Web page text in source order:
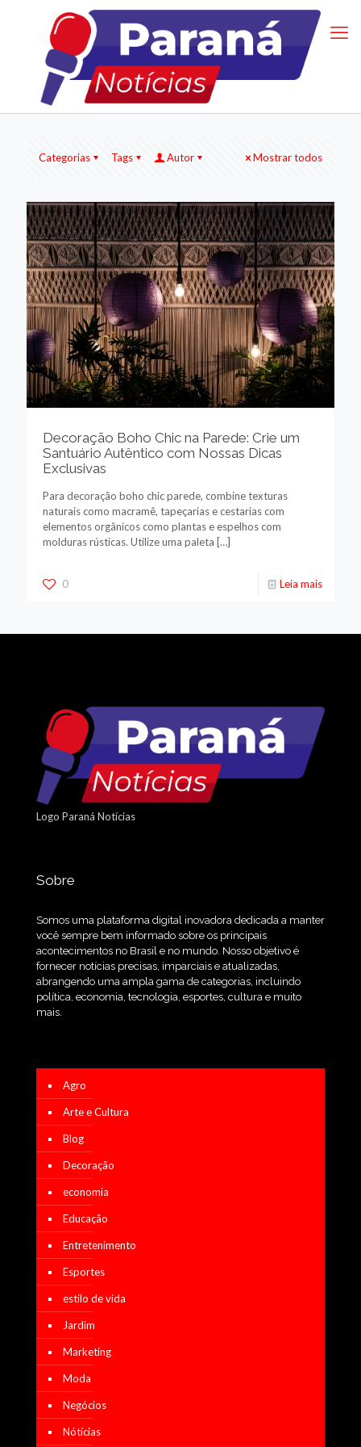
Categorias Tags Autor Mostrar todos
Decoração Boho Chic na Parede: Crie um
Santuário Autêntico com Nossas Dicas
Exclusivas
Para decoração boho chic parede, combine texturas
naturais como macramê, tapeçarias e cestarias com
elementos orgânicos como plantas e espelhos com
molduras rústicas. Utilize uma paleta […]
0 Leia mais
Logo Paraná Notícias
Sobre
Somos uma plataforma digital inovadora dedicada a manter
você sempre bem informado sobre os principais
acontecimentos no Brasil e no mundo. Nosso objetivo é
fornecer notícias precisas, imparciais e atualizadas,
abrangendo uma ampla gama de categorias, incluindo
política, economia, tecnologia, esportes, cultura e muito
mais.
Agro
Arte e Cultura
Blog
Decoração
economia
Educação
Entretenimento
Esportes
estilo de vida
Jardim
Marketing
Moda
Negócios
Nótícias